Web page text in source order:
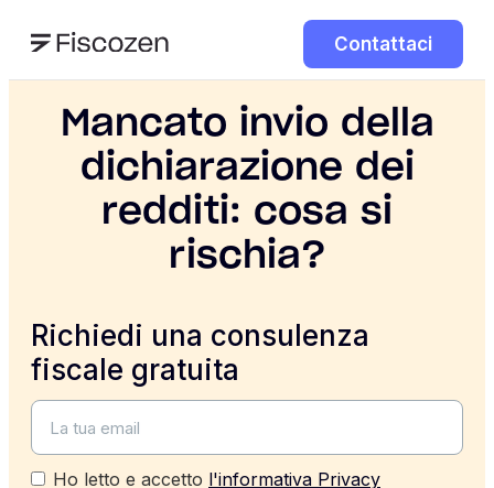
Contattaci
Mancato invio della
dichiarazione dei
redditi: cosa si
rischia?
Richiedi una consulenza
fiscale gratuita
Ho letto e accetto l'informativa Privacy